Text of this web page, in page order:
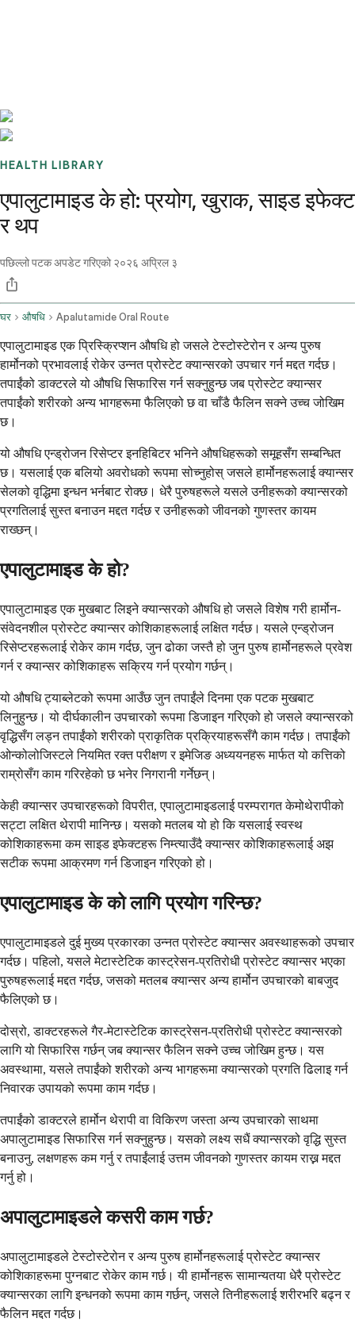
HEALTH LIBRARY
एपालुटामाइड के हो: प्रयोग, खुराक, साइड इफेक्ट
र थप
पछिल्लो पटक अपडेट गरिएको २०२६ अप्रिल ३
घर औषधि Apalutamide Oral Route
एपालुटामाइड एक प्रिस्क्रिप्शन औषधि हो जसले टेस्टोस्टेरोन र अन्य पुरुष
हार्मोनको प्रभावलाई रोकेर उन्नत प्रोस्टेट क्यान्सरको उपचार गर्न मद्दत गर्दछ।
तपाईंको डाक्टरले यो औषधि सिफारिस गर्न सक्नुहुन्छ जब प्रोस्टेट क्यान्सर
तपाईंको शरीरको अन्य भागहरूमा फैलिएको छ वा चाँडै फैलिन सक्ने उच्च जोखिम
छ।
यो औषधि एन्ड्रोजन रिसेप्टर इनहिबिटर भनिने औषधिहरूको समूहसँग सम्बन्धित
छ। यसलाई एक बलियो अवरोधको रूपमा सोच्नुहोस् जसले हार्मोनहरूलाई क्यान्सर
सेलको वृद्धिमा इन्धन भर्नबाट रोक्छ। धेरै पुरुषहरूले यसले उनीहरूको क्यान्सरको
प्रगतिलाई सुस्त बनाउन मद्दत गर्दछ र उनीहरूको जीवनको गुणस्तर कायम
राख्छन्।
एपालुटामाइड के हो?
एपालुटामाइड एक मुखबाट लिइने क्यान्सरको औषधि हो जसले विशेष गरी हार्मोन-
संवेदनशील प्रोस्टेट क्यान्सर कोशिकाहरूलाई लक्षित गर्दछ। यसले एन्ड्रोजन
रिसेप्टरहरूलाई रोकेर काम गर्दछ, जुन ढोका जस्तै हो जुन पुरुष हार्मोनहरूले प्रवेश
गर्न र क्यान्सर कोशिकाहरू सक्रिय गर्न प्रयोग गर्छन्।
यो औषधि ट्याब्लेटको रूपमा आउँछ जुन तपाईंले दिनमा एक पटक मुखबाट
लिनुहुन्छ। यो दीर्घकालीन उपचारको रूपमा डिजाइन गरिएको हो जसले क्यान्सरको
वृद्धिसँग लड्न तपाईंको शरीरको प्राकृतिक प्रक्रियाहरूसँगै काम गर्दछ। तपाईंको
ओन्कोलोजिस्टले नियमित रक्त परीक्षण र इमेजिङ अध्ययनहरू मार्फत यो कत्तिको
राम्रोसँग काम गरिरहेको छ भनेर निगरानी गर्नेछन्।
केही क्यान्सर उपचारहरूको विपरीत, एपालुटामाइडलाई परम्परागत केमोथेरापीको
सट्टा लक्षित थेरापी मानिन्छ। यसको मतलब यो हो कि यसलाई स्वस्थ
कोशिकाहरूमा कम साइड इफेक्टहरू निम्त्याउँदै क्यान्सर कोशिकाहरूलाई अझ
सटीक रूपमा आक्रमण गर्न डिजाइन गरिएको हो।
एपालुटामाइड के को लागि प्रयोग गरिन्छ?
एपालुटामाइडले दुई मुख्य प्रकारका उन्नत प्रोस्टेट क्यान्सर अवस्थाहरूको उपचार
गर्दछ। पहिलो, यसले मेटास्टेटिक कास्ट्रेसन-प्रतिरोधी प्रोस्टेट क्यान्सर भएका
पुरुषहरूलाई मद्दत गर्दछ, जसको मतलब क्यान्सर अन्य हार्मोन उपचारको बाबजुद
फैलिएको छ।
दोस्रो, डाक्टरहरूले गैर-मेटास्टेटिक कास्ट्रेसन-प्रतिरोधी प्रोस्टेट क्यान्सरको
लागि यो सिफारिस गर्छन् जब क्यान्सर फैलिन सक्ने उच्च जोखिम हुन्छ। यस
अवस्थामा, यसले तपाईंको शरीरको अन्य भागहरूमा क्यान्सरको प्रगति ढिलाइ गर्न
निवारक उपायको रूपमा काम गर्दछ।
तपाईंको डाक्टरले हार्मोन थेरापी वा विकिरण जस्ता अन्य उपचारको साथमा
अपालुटामाइड सिफारिस गर्न सक्नुहुन्छ। यसको लक्ष्य सधैं क्यान्सरको वृद्धि सुस्त
बनाउनु, लक्षणहरू कम गर्नु र तपाईंलाई उत्तम जीवनको गुणस्तर कायम राख्न मद्दत
गर्नु हो।
अपालुटामाइडले कसरी काम गर्छ?
अपालुटामाइडले टेस्टोस्टेरोन र अन्य पुरुष हार्मोनहरूलाई प्रोस्टेट क्यान्सर
कोशिकाहरूमा पुग्नबाट रोकेर काम गर्छ। यी हार्मोनहरू सामान्यतया धेरै प्रोस्टेट
क्यान्सरका लागि इन्धनको रूपमा काम गर्छन्, जसले तिनीहरूलाई शरीरभरि बढ्न र
फैलिन मद्दत गर्दछ।